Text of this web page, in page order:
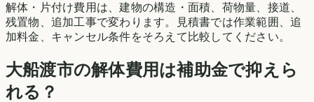
解体・片付け費用は、建物の構造・面積、荷物量、接道、
残置物、追加工事で変わります。見積書では作業範囲、追
加料金、キャンセル条件をそろえて比較してください。
大船渡市の解体費用は補助金で抑えら
れる？